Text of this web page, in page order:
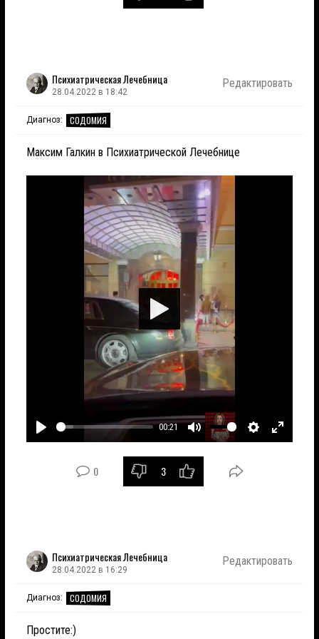
Психиатрическая Лечебница
28.04.2022 в 18:42
Редактировать
Диагноз: СОДОМИЯ
Максим Галкин в Психиатрической Лечебнице
Играть
00:21
Без
Настройки
Войти
Играть
0 3
Психиатрическая Лечебница
28.04.2022 в 16:29
Редактировать
Диагноз: СОДОМИЯ
Простите:)